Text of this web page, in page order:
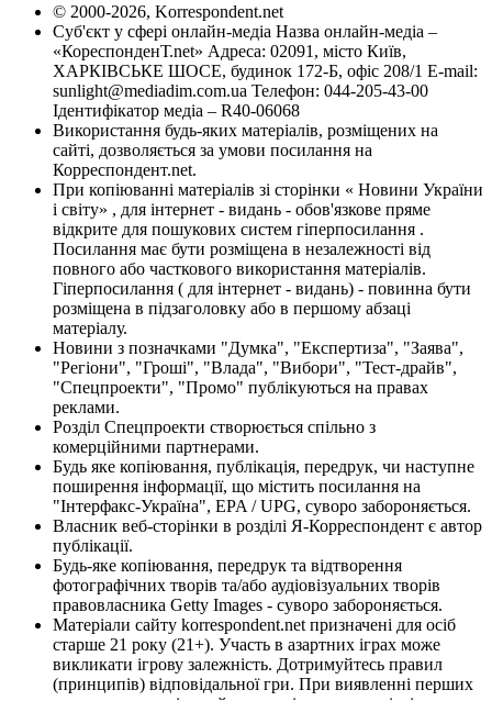
© 2000-2026, Korrespondent.net
Суб'єкт у сфері онлайн-медіа Назва онлайн-медіа –
«КореспонденТ.net» Адреса: 02091, місто Київ,
ХАРКІВСЬКЕ ШОСЕ, будинок 172-Б, офіс 208/1 E-mail:
sunlight@mediadim.com.ua Телефон: 044-205-43-00
Ідентифікатор медіа – R40-06068
Використання будь-яких матеріалів, розміщених на
сайті, дозволяється за умови посилання на
Корреспондент.net.
При копіюванні матеріалів зі сторінки « Новини України
і світу» , для інтернет - видань - обов'язкове пряме
відкрите для пошукових систем гіперпосилання .
Посилання має бути розміщена в незалежності від
повного або часткового використання матеріалів.
Гіперпосилання ( для інтернет - видань) - повинна бути
розміщена в підзаголовку або в першому абзаці
матеріалу.
Новини з позначками "Думка", "Експертиза", "Заява",
"Регіони", "Гроші", "Влада", "Вибори", "Тест-драйв",
"Спецпроекти", "Промо" публікуються на правах
реклами.
Розділ Спецпроекти створюється спільно з
комерційними партнерами.
Будь яке копіювання, публікація, передрук, чи наступне
поширення інформації, що містить посилання на
"Інтерфакс-Україна", EPA / UPG, суворо забороняється.
Власник веб-сторінки в розділі Я-Корреспондент є автор
публікації.
Будь-яке копіювання, передрук та відтворення
фотографічних творів та/або аудіовізуальних творів
правовласника Getty Images - суворо забороняється.
Матеріали сайту korrespondent.net призначені для осіб
старше 21 року (21+). Участь в азартних іграх може
викликати ігрову залежність. Дотримуйтесь правил
(принципів) відповідальної гри. При виявленні перших